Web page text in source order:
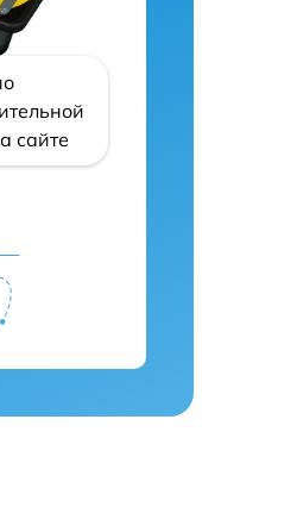
сайте